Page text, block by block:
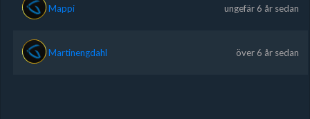
Mappi ungefär 6 år sedan
Martinengdahl över 6 år sedan